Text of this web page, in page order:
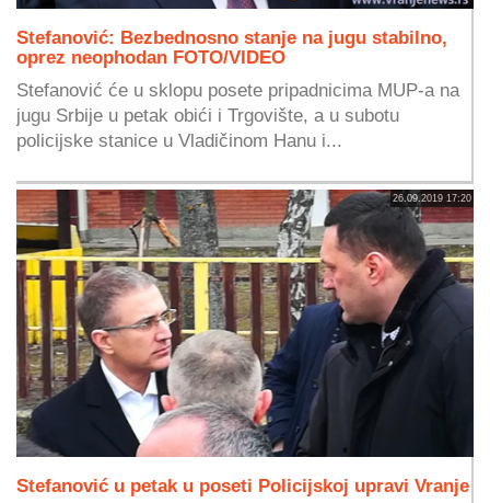
Stefanović: Bezbednosno stanje na jugu stabilno,
oprez neophodan FOTO/VIDEO
Stefanović će u sklopu posete pripadnicima MUP-a na
jugu Srbije u petak obići i Trgovište, a u subotu
policijske stanice u Vladičinom Hanu i...
26.09.2019 17:20
Stefanović u petak u poseti Policijskoj upravi Vranje